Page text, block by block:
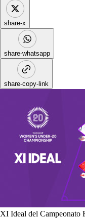
share-x
share-whatsapp
share-copy-link
XI Ideal del Campeonato